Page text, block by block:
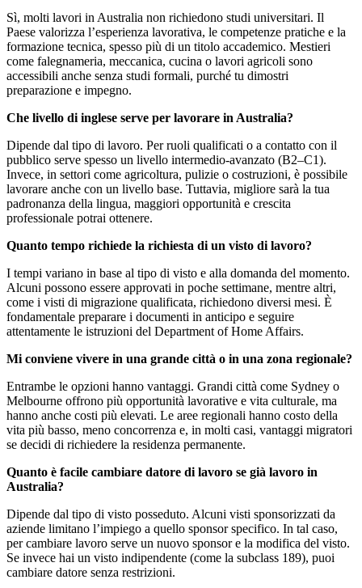
Sì, molti lavori in Australia non richiedono studi universitari. Il
Paese valorizza l’esperienza lavorativa, le competenze pratiche e la
formazione tecnica, spesso più di un titolo accademico. Mestieri
come falegnameria, meccanica, cucina o lavori agricoli sono
accessibili anche senza studi formali, purché tu dimostri
preparazione e impegno.
Che livello di inglese serve per lavorare in Australia?
Dipende dal tipo di lavoro. Per ruoli qualificati o a contatto con il
pubblico serve spesso un livello intermedio-avanzato (B2–C1).
Invece, in settori come agricoltura, pulizie o costruzioni, è possibile
lavorare anche con un livello base. Tuttavia, migliore sarà la tua
padronanza della lingua, maggiori opportunità e crescita
professionale potrai ottenere.
Quanto tempo richiede la richiesta di un visto di lavoro?
I tempi variano in base al tipo di visto e alla domanda del momento.
Alcuni possono essere approvati in poche settimane, mentre altri,
come i visti di migrazione qualificata, richiedono diversi mesi. È
fondamentale preparare i documenti in anticipo e seguire
attentamente le istruzioni del Department of Home Affairs.
Mi conviene vivere in una grande città o in una zona regionale?
Entrambe le opzioni hanno vantaggi. Grandi città come Sydney o
Melbourne offrono più opportunità lavorative e vita culturale, ma
hanno anche costi più elevati. Le aree regionali hanno costo della
vita più basso, meno concorrenza e, in molti casi, vantaggi migratori
se decidi di richiedere la residenza permanente.
Quanto è facile cambiare datore di lavoro se già lavoro in
Australia?
Dipende dal tipo di visto posseduto. Alcuni visti sponsorizzati da
aziende limitano l’impiego a quello sponsor specifico. In tal caso,
per cambiare lavoro serve un nuovo sponsor e la modifica del visto.
Se invece hai un visto indipendente (come la subclass 189), puoi
cambiare datore senza restrizioni.